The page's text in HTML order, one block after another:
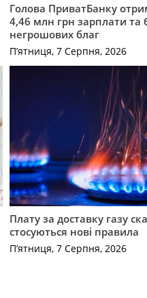
Голова ПриватБанку
4,46 млн грн зарплати та
негрошових благ
П’ятниця, 7 Серпня, 2026
Плату за доставку газу
стосуються нові правила
П’ятниця, 7 Серпня, 2026